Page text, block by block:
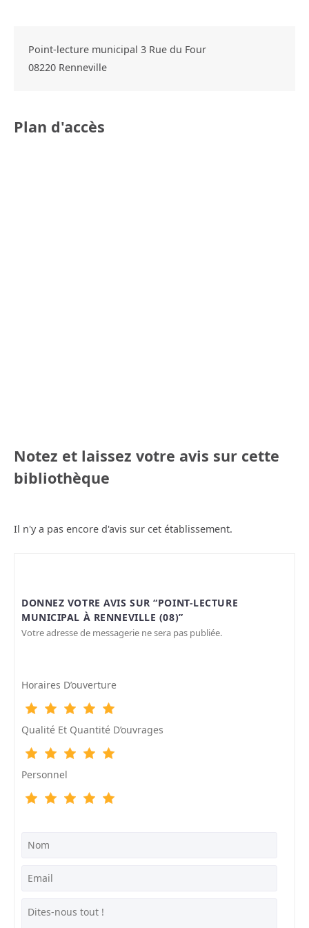
Point-lecture municipal 3 Rue du Four
08220 Renneville
Plan d'accès
Notez et laissez votre avis sur cette
bibliothèque
Il n'y a pas encore d'avis sur cet établissement.
DONNEZ VOTRE AVIS SUR “POINT-LECTURE
MUNICIPAL À RENNEVILLE (08)”
Votre adresse de messagerie ne sera pas publiée.
Horaires D’ouverture
Qualité Et Quantité D’ouvrages
Personnel